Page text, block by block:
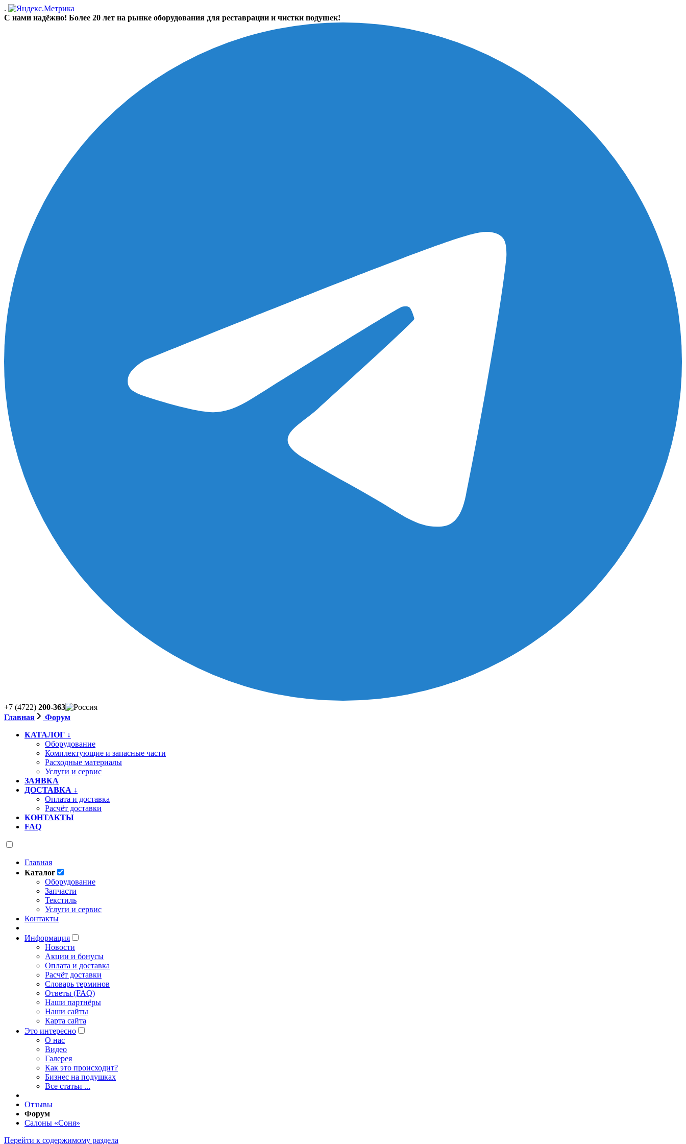
.
С нами надёжно! Более 20 лет на рынке оборудования для реставрации и чистки подушек!
+7 (4722) 200-363
Главная
Форум
КАТАЛОГ ↓
Оборудование
Комплектующие и запасные части
Расходные материалы
Услуги и сервис
ЗАЯВКА
ДОСТАВКА ↓
Оплата и доставка
Расчёт доставки
КОНТАКТЫ
FAQ
Главная
Каталог
Оборудование
Запчасти
Текстиль
Услуги и сервис
Контакты
Информация
Новости
Акции и бонусы
Оплата и доставка
Расчёт доставки
Словарь терминов
Ответы (FAQ)
Наши партнёры
Наши сайты
Карта сайта
Это интересно
O нас
Видео
Галерея
Как это происходит?
Бизнес на подушках
Все статьи ...
Отзывы
Форум
Салоны «Соня»
Перейти к содержимому раздела